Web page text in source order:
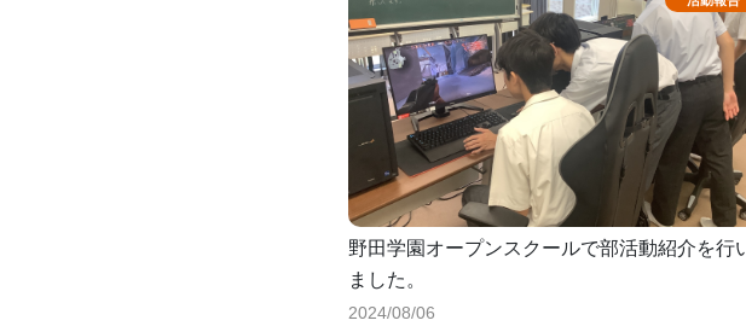
野田学園オープンスクールで部活動紹介を行
ました。
2024/08/06